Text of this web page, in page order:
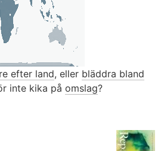
efter land, eller bläddra bland
inte kika på omslag?